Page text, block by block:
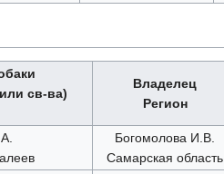
св-ва)
Владелец
Регион
Богомолова И.В.
Самарская область